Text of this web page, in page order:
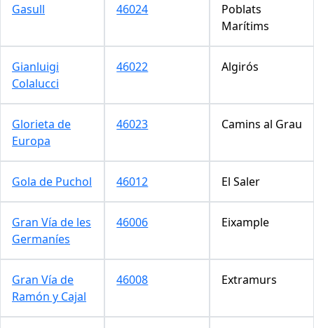
Gasull 46024
Poblats
Marítims
Gianluigi
Colalucci
46022 Algirós
Glorieta de
Europa
46023 Camins al Grau
Gola de Puchol 46012 El Saler
Gran Vía de les
Germaníes
46006 Eixample
Gran Vía de
Ramón y Cajal
46008 Extramurs